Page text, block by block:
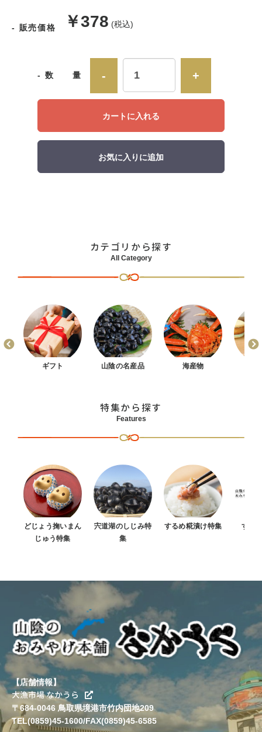
- 販売価格
販
価
￥378 (税込)
- 数 量 - +
カートに入れる
お気に入りに追加
カテゴリから探す
All Category
ギフト 山陰の名産品 海産物
特集から探す
Features
どじょう掬いまん
じゅう特集
宍道湖のしじみ特
集
するめ糀漬け特集 すべ
【店舗情報】
大漁市場 なかうら
〒684-0046 鳥取県境港市竹内団地209
TEL(0859)45-1600/FAX(0859)45-6585